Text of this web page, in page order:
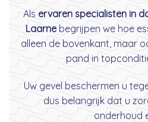
Als ervaren specialisten in
Laarnebegrijpen we hoe
alleen de bovenkant, maar
pand in
Uw gevel beschermen u
dus belangrijk dat u
onderhoud